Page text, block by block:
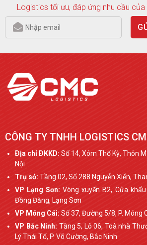
Logistics tối ưu, đáp ứng nhu cầu
CÔNG TY TNHH LOGISTICS
Ðịa chỉ ÐKKD: Số 14, Xóm Thổ Kỳ, Thôn
Nội
Trụ sở: Tầng 02, Số 288 Nguyễn Xiển,
VP Lạng Sơn: Vòng xuyến B2, Cửa
Đồng Đăng, Lạng Sơn
VP Móng Cái: Số 37, Đường 5/8, P. Móng
VP Bắc Ninh: Tầng 5, Lô 06, Toà nhà
Lý Thái Tổ, P. Võ Cường, Bắc Ninh